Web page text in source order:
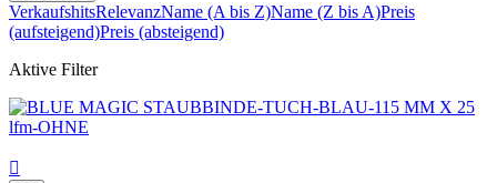
VerkaufshitsRelevanzName (A bis Z)Name (Z bis A)Preis
(aufsteigend)Preis (absteigend)
Aktive Filter
